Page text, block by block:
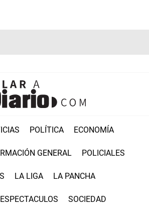
POLÍTICA ECONOMÍA
GENERAL POLICIALES
LA LIGA LA PANCHA
SOCIEDAD